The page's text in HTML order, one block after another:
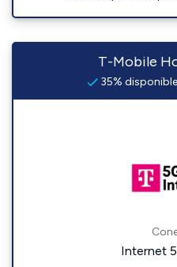
T-Mobile
35%
Internet